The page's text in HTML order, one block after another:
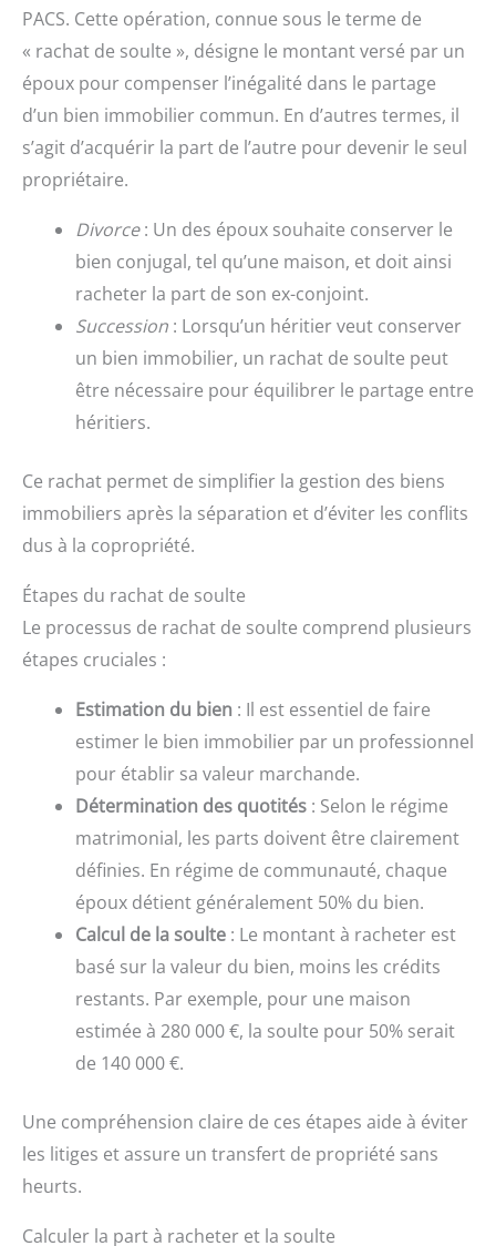
PACS. Cette opération, connue sous le terme de
« rachat de soulte », désigne le montant versé par un
époux pour compenser l’inégalité dans le partage
d’un bien immobilier commun. En d’autres termes, il
s’agit d’acquérir la part de l’autre pour devenir le seul
propriétaire.
Divorce: Un des époux souhaite conserver le
bien conjugal, tel qu’une maison, et doit ainsi
racheter la part de son ex-conjoint.
Succession : Lorsqu’un héritier veut conserver
un bien immobilier, un rachat de soulte peut
être nécessaire pour équilibrer le partage entre
héritiers.
Ce rachat permet de simplifier la gestion des biens
immobiliers après la séparation et d’éviter les conflits
dus à la copropriété.
Étapes du rachat de soulte
Le processus de rachat de soulte comprend plusieurs
étapes cruciales :
Estimation du bien : Il est essentiel de faire
estimer le bien immobilier par un professionnel
pour établir sa valeur marchande.
Détermination des quotités : Selon le régime
matrimonial, les parts doivent être clairement
définies. En régime de communauté, chaque
époux détient généralement 50% du bien.
Calcul de la soulte : Le montant à racheter est
basé sur la valeur du bien, moins les crédits
restants. Par exemple, pour une maison
estimée à 280 000 €, la soulte pour 50% serait
de 140 000 €.
Une compréhension claire de ces étapes aide à éviter
les litiges et assure un transfert de propriété sans
heurts.
Calculer la part à racheter et la soulte